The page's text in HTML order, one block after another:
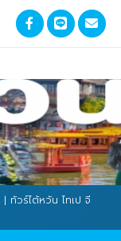
| ทัวร์ไต้หวัน ไทเป จี